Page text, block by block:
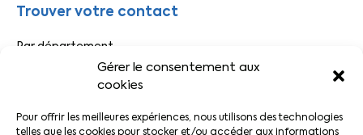
Gérer le consentement aux
cookies
Pour offrir les meilleures expériences, nous utilisons des technologies
telles que les cookies pour stocker et/ou accéder aux informations
Trouver votre contact
Par département
Liens pratiques